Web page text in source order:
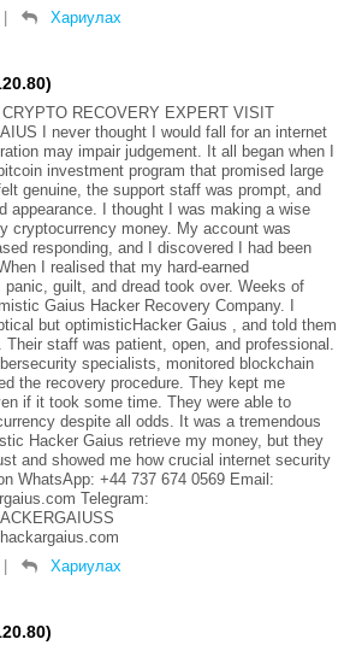
Хариулах
RECOVERY EXPERT VISIT
I never thought I would fall for an internet
may impair judgement. It all began when I
investment program that promised large
genuine, the support staff was prompt, and
appearance. I thought I was making a wise
cryptocurrency money. My account was
responding, and I discovered I had been
I realised that my hard-earned
guilt, and dread took over. Weeks of
Gaius Hacker Recovery Company. I
but optimisticHacker Gaius , and told them
Their staff was patient, open, and professional.
specialists, monitored blockchain
the recovery procedure. They kept me
if it took some time. They were able to
despite all odds. It was a tremendous
Hacker Gaius retrieve my money, but they
and showed me how crucial internet security
WhatsApp: +44 737 674 0569 Email:
Telegram:
Хариулах